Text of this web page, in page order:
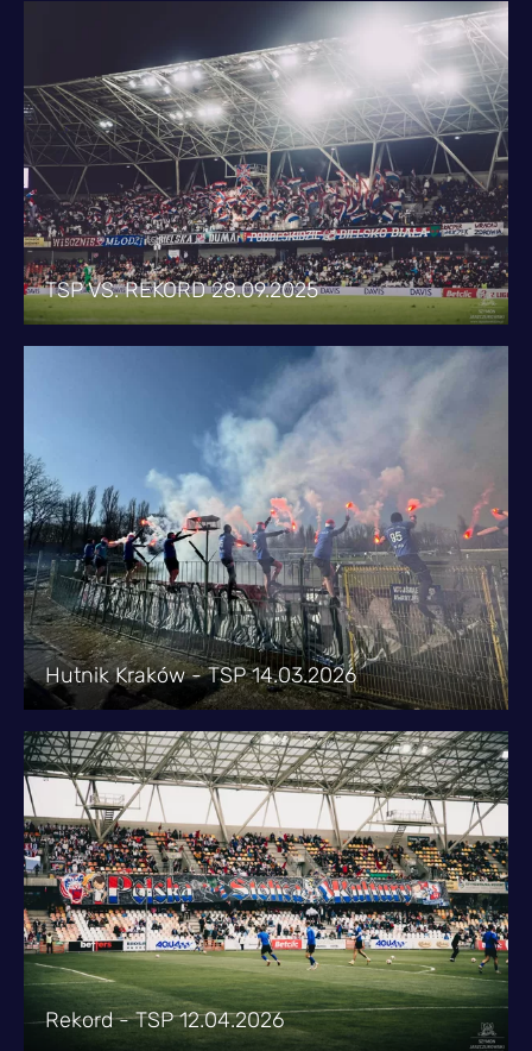
TSP VS. REKORD 28.09.2025
Hutnik Kraków - TSP 14.03.2026
Rekord - TSP 12.04.2026